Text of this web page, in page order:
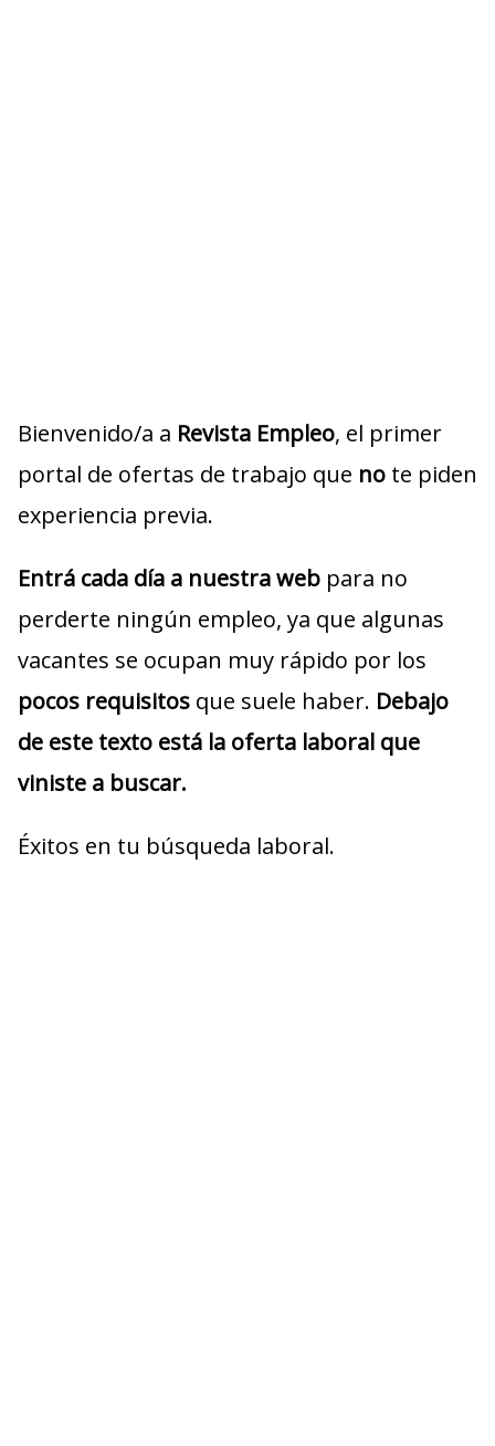
Bienvenido/a a Revista Empleo, el primer
portal de ofertas de trabajo que no te piden
experiencia previa.
Entrá cada día a nuestra web para no
perderte ningún empleo, ya que algunas
vacantes se ocupan muy rápido por los
pocos requisitos que suele haber. Debajo
de este texto está la oferta laboral que
viniste a buscar.
Éxitos en tu búsqueda laboral.